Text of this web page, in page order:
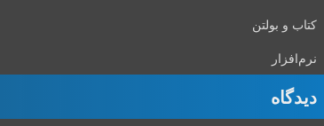
کتاب و بولتن
نرم‌افزار
دیدگاه‌